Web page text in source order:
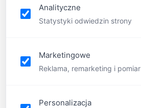
Analityczne
Statystyki odwiedzin strony
Marketingowe
Reklama, remarketing i
Personalizacja